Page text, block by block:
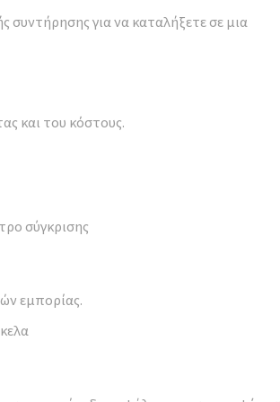
συντήρησης για να καταλήξετε σε μια
και του κόστους.
σύγκρισης
εμπορίας.